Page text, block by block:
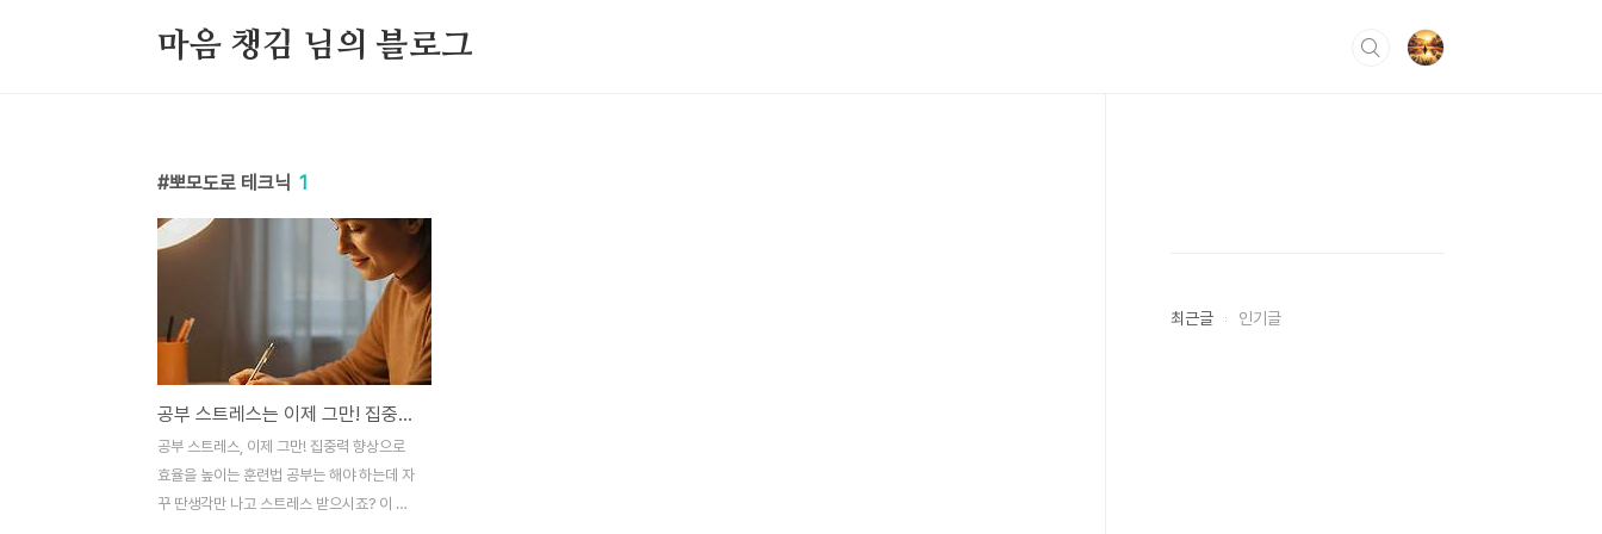
마음 챙김 님의 블로그
뽀모도로 테크닉 1
공부 스트레스는 이제 그만! 집중력 높이는 훈련법 3가지 공개
공부 스트레스, 이제 그만! 집중력 향상으로
효율을 높이는 훈련법 공부는 해야 하는데 자
꾸 딴생각만 나고 스트레스 받으시죠? 이 글
최근글 인기글